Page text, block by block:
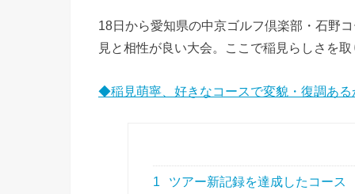
18日から愛知県の中京ゴルフ倶楽部・石野
見と相性が良い大会。ここで稲見らしさを
◆稲見萌寧、好きなコースで変貌・復調あ
1 ツアー新記録を達成したコース